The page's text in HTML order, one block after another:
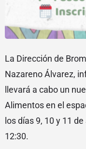
La Dirección de
Nazareno Álvarez,
llevará a cabo un
Alimentos en el
los días 9, 10 y 11
12:30.